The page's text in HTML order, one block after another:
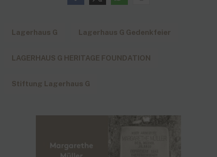
Lagerhaus G Lagerhaus G Gedenkfeier
LAGERHAUS G HERITAGE FOUNDATION
Stiftung Lagerhaus G